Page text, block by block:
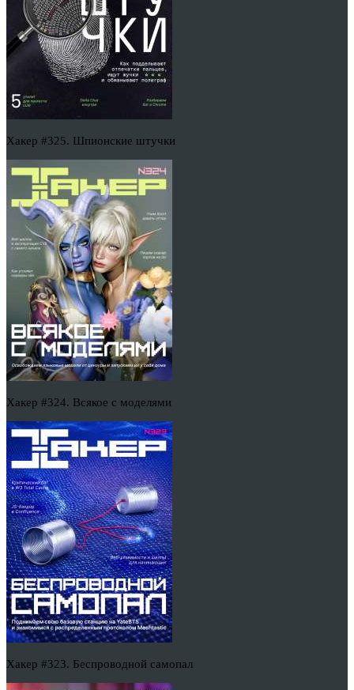
Хакер #325. Шпионские штучки
Хакер #324. Всякое с моделями
Хакер #323. Беспроводной самопал